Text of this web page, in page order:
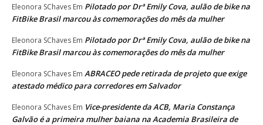
Eleonora SChaves Em Pilotado por Drª Emily Cova, aulão de bike na
FitBike Brasil marcou às comemorações do mês da mulher
Eleonora SChaves Em Pilotado por Drª Emily Cova, aulão de bike na
FitBike Brasil marcou às comemorações do mês da mulher
Eleonora SChaves Em ABRACEO pede retirada de projeto que exige
atestado médico para corredores em Salvador
Eleonora SChaves Em Vice-presidente da ACB, Maria Constança
Galvão é a primeira mulher baiana na Academia Brasileira de